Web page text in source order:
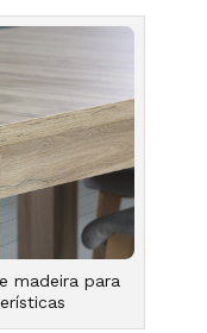
madeira para